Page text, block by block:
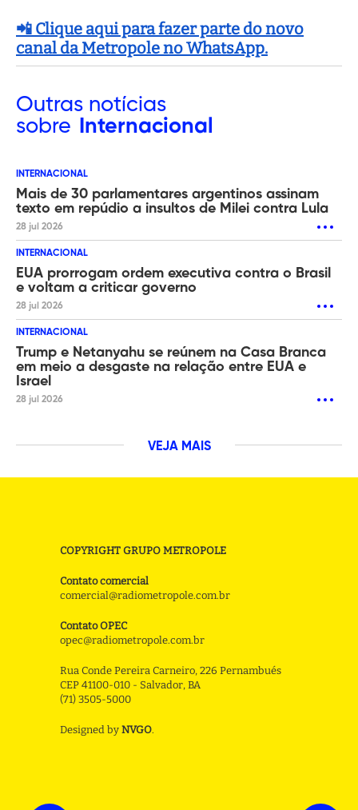
📲 Clique aqui para fazer parte do novo
canal da Metropole no WhatsApp.
Outras notícias
sobre
Internacional
INTERNACIONAL
Mais de 30 parlamentares argentinos assinam
texto em repúdio a insultos de Milei contra Lula
28 jul 2026
INTERNACIONAL
EUA prorrogam ordem executiva contra o Brasil
e voltam a criticar governo
28 jul 2026
INTERNACIONAL
Trump e Netanyahu se reúnem na Casa Branca
em meio a desgaste na relação entre EUA e
Israel
28 jul 2026
VEJA MAIS
COPYRIGHT GRUPO METROPOLE
Contato comercial
comercial@radiometropole.com.br
Contato OPEC
opec@radiometropole.com.br
Rua Conde Pereira Carneiro, 226 Pernambués
CEP 41100-010 - Salvador, BA
(71) 3505-5000
Designed by NVGO.